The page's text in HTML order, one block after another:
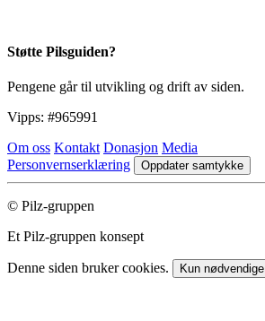
Støtte Pilsguiden?
Pengene går til utvikling og drift av siden.
Vipps: #965991
Om oss Kontakt Donasjon Media
Personvernserklæring
Oppdater samtykke
© Pilz-gruppen
Et Pilz-gruppen konsept
Denne siden bruker cookies. Kun nødvendige